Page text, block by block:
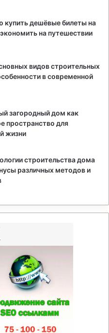
купить дешёвые билеты на
на путешествии
видов строительных
в современной
загородный дом как
пространство для
жизни
строительства дома
различных методов и